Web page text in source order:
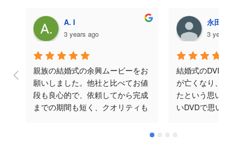
A. I
3 years ago
親族の結婚式の余興ムービーをお
願いしました。他社と比べてお値
段も良心的で、依頼してから完成
までの期間も短く、クオリティも
永田
3
結婚式のDVD
が亡くなり、
たという思い
いDVDで思い